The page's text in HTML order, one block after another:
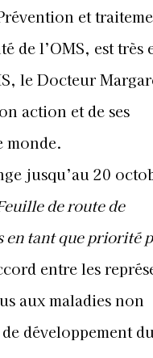
et
de l’OMS, est très
le Docteur
action et de ses
monde.
jusqu’au 20
de route de
en tant que priorité
entre les
aux maladies non
développement